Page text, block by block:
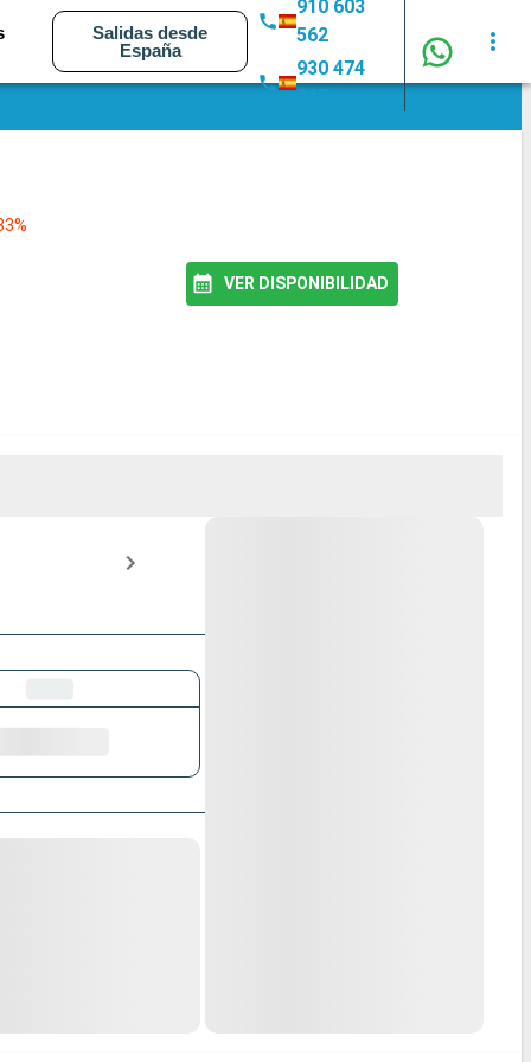
Salidas desde
España
910 603
562
930 474
VER DISPONIBILIDAD